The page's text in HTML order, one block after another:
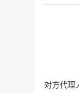
对方代理